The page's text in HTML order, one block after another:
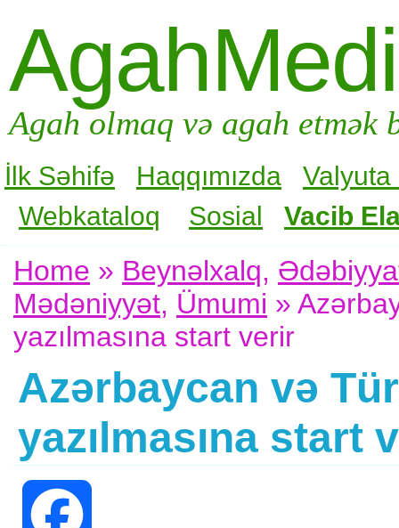
Agah olmaq və agah
İlk Səhifə Haqqımızda
Valyuta
Webkataloq
Sosial Vacib
Home » Beynəlxalq,
Mədəniyyət, Ümumi »
yazılmasına start verir
Azərbaycan və
yazılmasına start